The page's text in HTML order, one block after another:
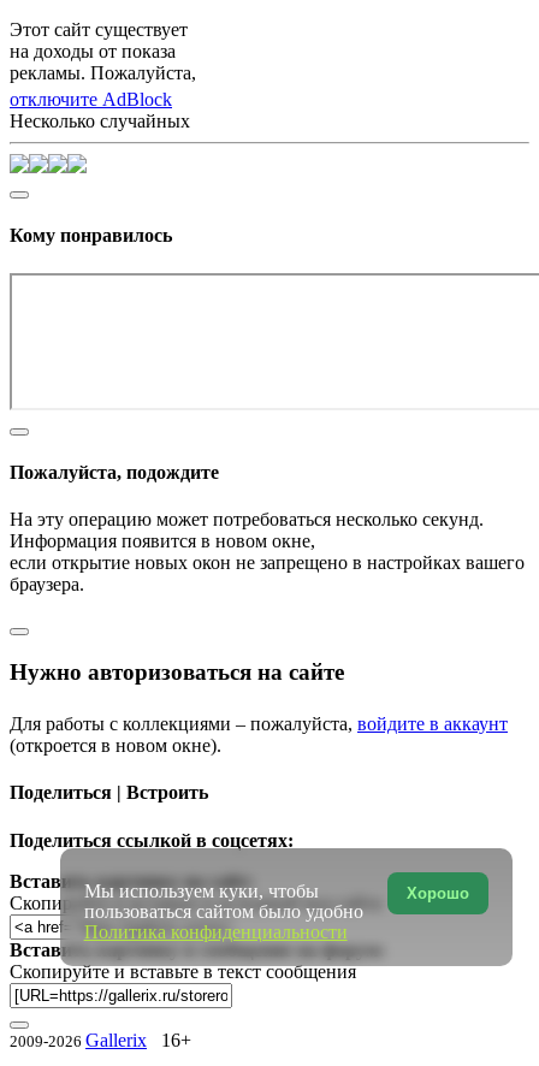
Этот сайт существует
на доходы от показа
рекламы. Пожалуйста,
отключите AdBlock
Несколько случайных
Кому понравилось
Пожалуйста, подождите
На эту операцию может потребоваться несколько секунд.
Информация появится в новом окне,
если открытие новых окон не запрещено в настройках вашего
браузера.
Нужно авторизоваться на сайте
Для работы с коллекциями – пожалуйста, войдите в аккаунт
(откроется в новом окне).
Поделиться | Встроить
Поделиться ссылкой в соцсетях:
Вставить картинку на сайт:
Скопируйте и вставьте в исходный код сайта
Вставить картинку в сообщение на форум:
Скопируйте и вставьте в текст сообщения
2009-2026 Gallerix 16+
Хорошо
Мы используем куки, чтобы
пользоваться сайтом было удобно
Политика конфиденциальности